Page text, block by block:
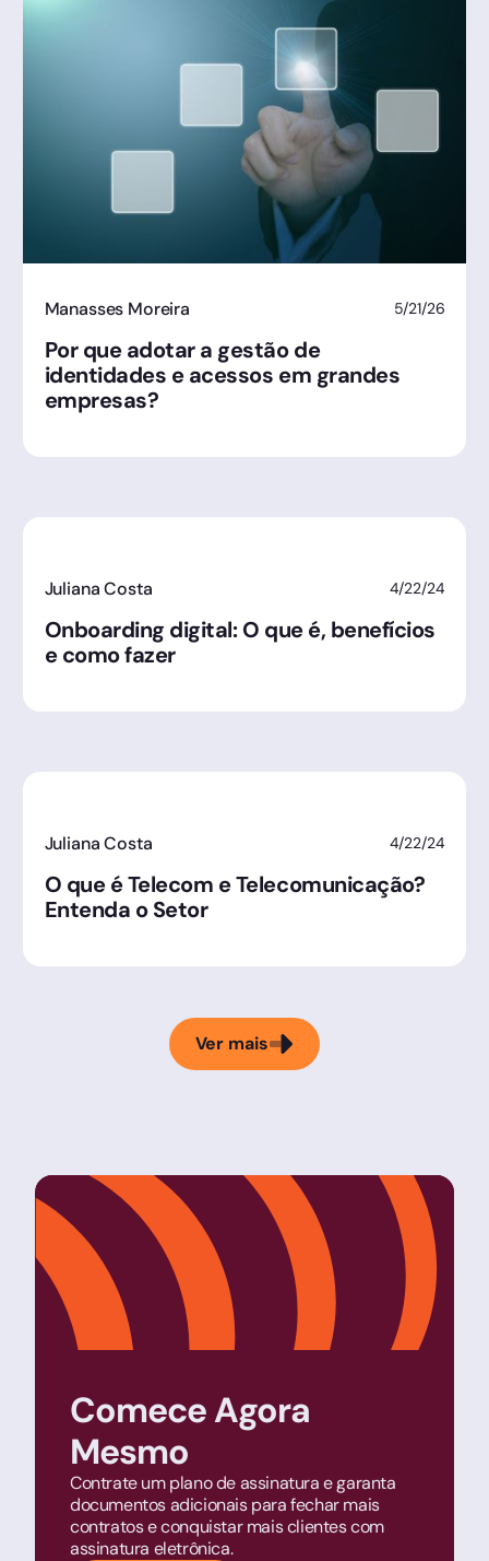
Manasses Moreira 5/21/26
Por que adotar a gestão de
identidades e acessos em grandes
empresas?
Juliana Costa 4/22/24
Onboarding digital: O que é, benefícios
e como fazer
Juliana Costa 4/22/24
O que é Telecom e Telecomunicação?
Entenda o Setor
Ver mais
Comece Agora
Mesmo
Contrate um plano de assinatura e garanta
documentos adicionais para fechar mais
contratos e conquistar mais clientes com
assinatura eletrônica.